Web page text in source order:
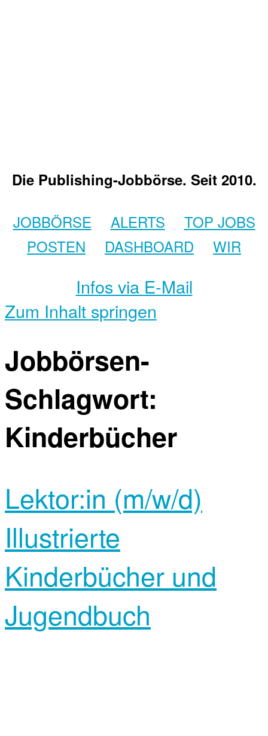
Die Publishing-Jobbörse. Seit 2010.
JOBBÖRSE ALERTS
TOP JOBS
POSTEN
DASHBOARD WIR
Infos via E-Mail
Zum Inhalt springen
Jobbörsen-
Schlagwort:
Kinderbücher
Lektor:in (m/w/d)
Illustrierte
Kinderbücher und
Jugendbuch